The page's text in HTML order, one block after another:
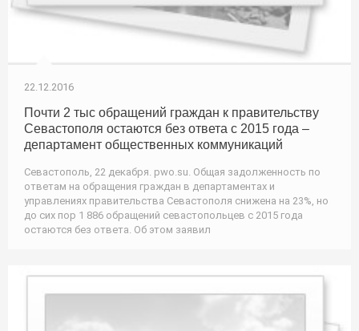
22.12.2016
Почти 2 тыс обращений граждан к правительству
Севастополя остаются без ответа с 2015 года –
департамент общественных коммуникаций
Севастополь, 22 декабря. pwo.su. Общая задолженность по
ответам на обращения граждан в департаментах и
управлениях правительства Севастополя снижена на 23%, но
до сих пор 1 886 обращений севастопольцев с 2015 года
остаются без ответа. Об этом заявил